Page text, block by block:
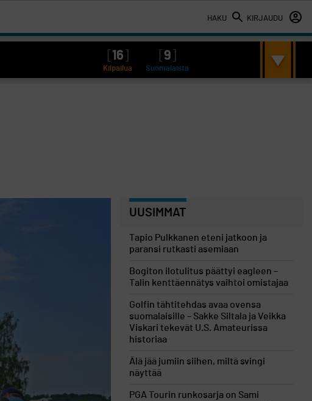
HAKU KIRJAUDU
16 9
Kilpailua Suomalaista
UUSIMMAT
Tapio Pulkkanen eteni jatkoon ja
paransi rutkasti asemiaan
Bogiton ilotulitus päättyi eagleen –
Talin kenttäennätys vaihtoi omistajaa
Golfin tähtitehdas avaa ovensa
suomalaisille – Sakke Siltala ja Veikka
Viskari tekevät U.S. Amateurissa
historiaa
Älä jää jumiin siihen, miltä svingi
näyttää
PGA Tourin runkosarja on Sami